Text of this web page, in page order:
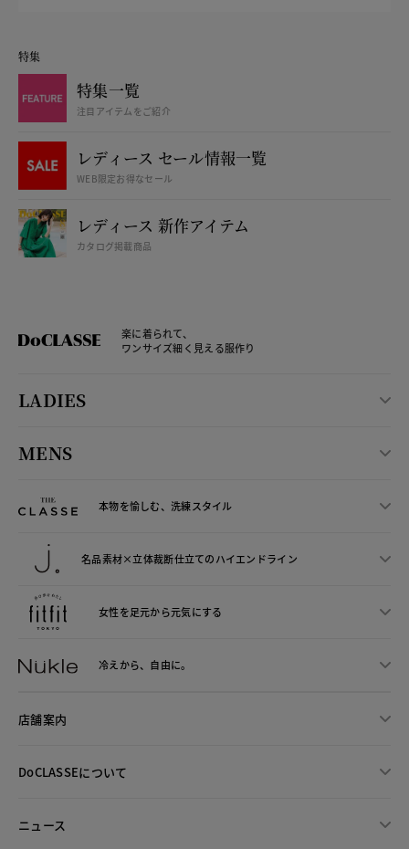
特集
特集一覧
注目アイテムをご紹介
レディース セール情報一覧
WEB限定お得なセール
レディース 新作アイテム
カタログ掲載商品
楽に着られて、
ワンサイズ細く見える服作り
LADIES
MENS
本物を愉しむ、洗練スタイル
名品素材×立体裁断仕立てのハイエンドライン
女性を足元から元気にする
冷えから、 自由に。
店舗案内
DoCLASSEについて
ニュース